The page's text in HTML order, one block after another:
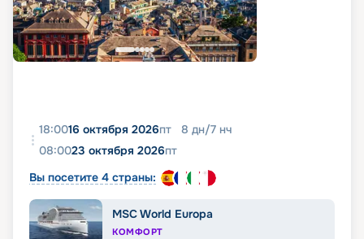
18:0016 октября 2026пт 8 дн/7 нч
08:0023 октября 2026пт
Вы посетите 4 страны:
MSC World Europa
КОМФОРТ